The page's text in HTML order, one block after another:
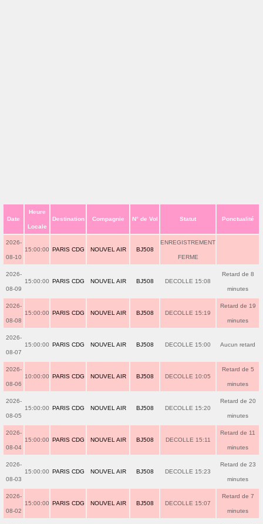
Date
Heure
Locale
Destination Compagnie N° de Vol Statut Ponctualité
2026-
08-10
15:00:00 PARIS CDG NOUVEL AIR BJ508
ENREGISTREMENT
FERME
2026-
08-09
15:00:00 PARIS CDG NOUVEL AIR BJ508 DECOLLE 15:08
Retard de 8
minutes
2026-
08-08
15:00:00 PARIS CDG NOUVEL AIR BJ508 DECOLLE 15:19
Retard de 19
minutes
2026-
08-07
15:00:00 PARIS CDG NOUVEL AIR BJ508 DECOLLE 15:00 Aucun retard
2026-
08-06
10:00:00 PARIS CDG NOUVEL AIR BJ508 DECOLLE 10:05
Retard de 5
minutes
2026-
08-05
15:00:00 PARIS CDG NOUVEL AIR BJ508 DECOLLE 15:20
Retard de 20
minutes
2026-
08-04
15:00:00 PARIS CDG NOUVEL AIR BJ508 DECOLLE 15:11
Retard de 11
minutes
2026-
08-03
15:00:00 PARIS CDG NOUVEL AIR BJ508 DECOLLE 15:23
Retard de 23
minutes
2026-
08-02
15:00:00 PARIS CDG NOUVEL AIR BJ508 DECOLLE 15:07
Retard de 7
minutes